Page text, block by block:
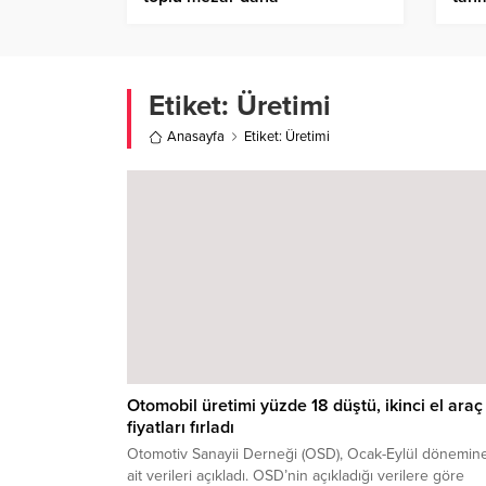
Etiket: Üretimi
Anasayfa Etiket: Üretimi
Otomobil üretimi yüzde 18 düştü, ikinci el araç
fiyatları fırladı
Otomotiv Sanayii Derneği (OSD), Ocak-Eylül
ait verileri açıkladı. OSD’nin açıkladığı verilere göre